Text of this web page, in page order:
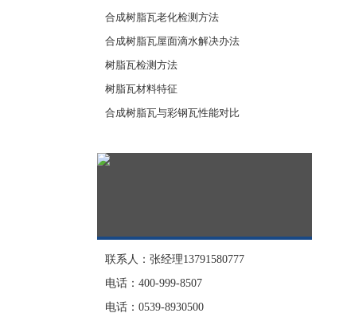
合成树脂瓦老化检测方法
合成树脂瓦屋面滴水解决办法
树脂瓦检测方法
树脂瓦材料特征
合成树脂瓦与彩钢瓦性能对比
联系人：张经理13791580777
电话：400-999-8507
电话：0539-8930500